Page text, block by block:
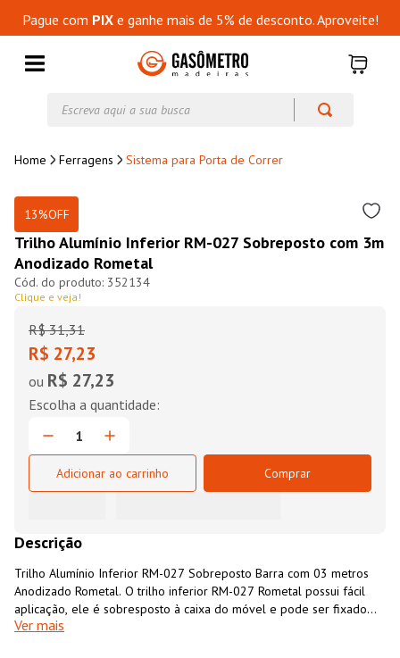
Pague com PIXe ganhe mais de 5% de desconto. Aproveite!
Ferragens Sistema para Porta de Correr
13%OFF
Trilho Alumínio Inferior RM-027 Sobreposto com 3m
Anodizado Rometal
352134
Clique e veja!
R$ 31,31
R$ 27,23
ou R$ 27,23
Adicionar ao carrinho Comprar
Descrição
Trilho Alumínio Inferior RM-027 Sobreposto Barra com 03 metros
Anodizado Rometal. O trilho inferior RM-027 Rometal possui fácil
aplicação, ele é sobresposto à caixa do móvel e pode ser fixado
por meio de parafusos ou fita dupla face. O trilho inferior RM-027 é
Ver mais